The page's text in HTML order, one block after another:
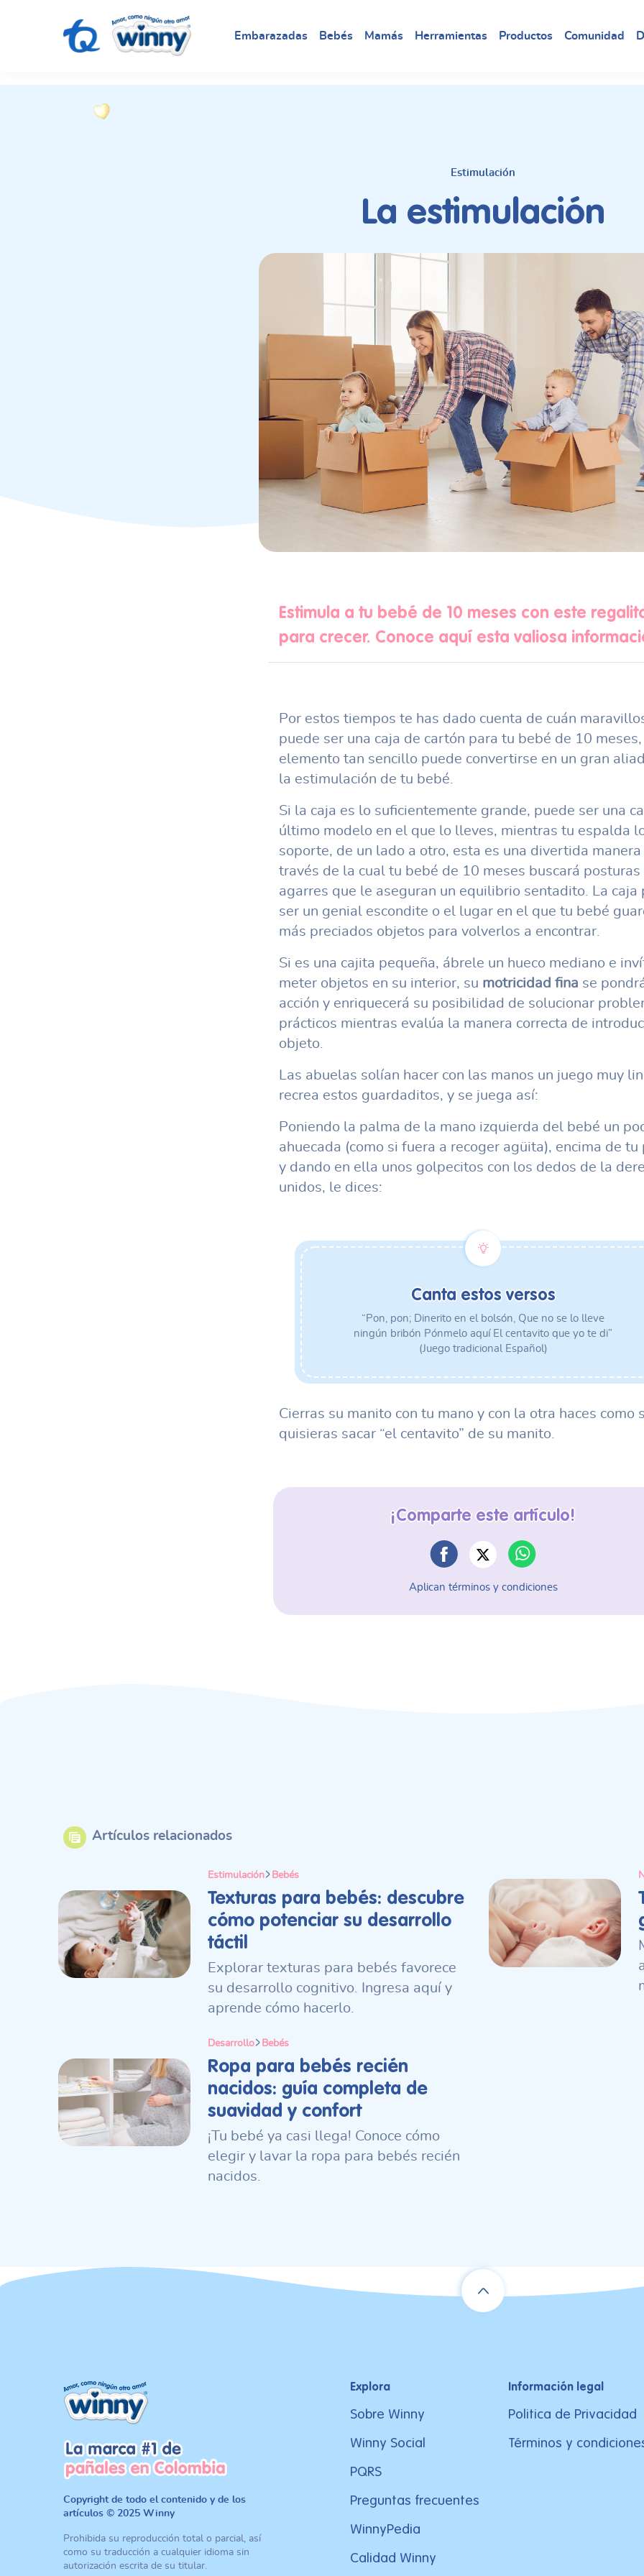
Embarazadas Bebés Mamás Herramientas Productos Comunidad
Estimulación
La estimulación
Estimula a tu bebé de 10 meses con este
para crecer. Conoce aquí esta valiosa
Por estos tiempos te has dado cuenta de cuán
puede ser una caja de cartón para tu bebé de 10
elemento tan sencillo puede convertirse en un gran
la estimulación de tu bebé.
Si la caja es lo suficientemente grande, puede ser una
último modelo en el que lo lleves, mientras tu espalda
soporte, de un lado a otro, esta es una divertida manera
través de la cual tu bebé de 10 meses buscará posturas
agarres que le aseguran un equilibrio sentadito. La caja
ser un genial escondite o el lugar en el que tu bebé
más preciados objetos para volverlos a encontrar.
Si es una cajita pequeña, ábrele un hueco mediano e
meter objetos en su interior, su motricidad fina se
acción y enriquecerá su posibilidad de solucionar
prácticos mientras evalúa la manera correcta de
objeto.
Las abuelas solían hacer con las manos un juego muy
recrea estos guardaditos, y se juega así:
Poniendo la palma de la mano izquierda del bebé un
ahuecada (como si fuera a recoger agüita), encima de tu
y dando en ella unos golpecitos con los dedos de la
unidos, le dices:
Canta estos versos
“Pon, pon; Dinerito en el bolsón, Que no se lo lleve
ningún bribón Pónmelo aquí El centavito que yo te di”
(Juego tradicional Español)
Cierras su manito con tu mano y con la otra haces como
quisieras sacar “el centavito” de su manito.
¡Comparte este artículo!
Aplican términos y condiciones
Artículos relacionados
Estimulación Bebés
Texturas para bebés: descubre
cómo potenciar su desarrollo
táctil
Explorar texturas para bebés favorece
su desarrollo cognitivo. Ingresa aquí y
aprende cómo hacerlo.
Desarrollo Bebés
Ropa para bebés recién
nacidos: guía completa de
suavidad y confort
¡Tu bebé ya casi llega! Conoce cómo
elegir y lavar la ropa para bebés recién
nacidos.
Copyright de todo el contenido y de los
artículos © 2025 Winny
Prohibida su reproducción total o parcial, así
como su traducción a cualquier idioma sin
autorización escrita de su titular.
Explora
Sobre Winny
Winny Social
PQRS
Preguntas frecuentes
WinnyPedia
Calidad Winny
Información legal
Politica de Privacidad
Términos y